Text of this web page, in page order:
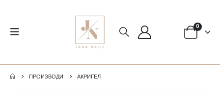
0
ПРОИЗВОДИ АКРИГЕЛ